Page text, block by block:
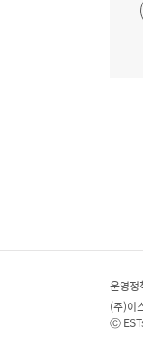
운영정
(주)이
Ⓒ